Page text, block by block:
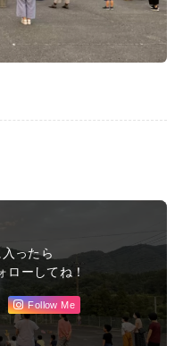
ったら
ローしてね！
Follow Me